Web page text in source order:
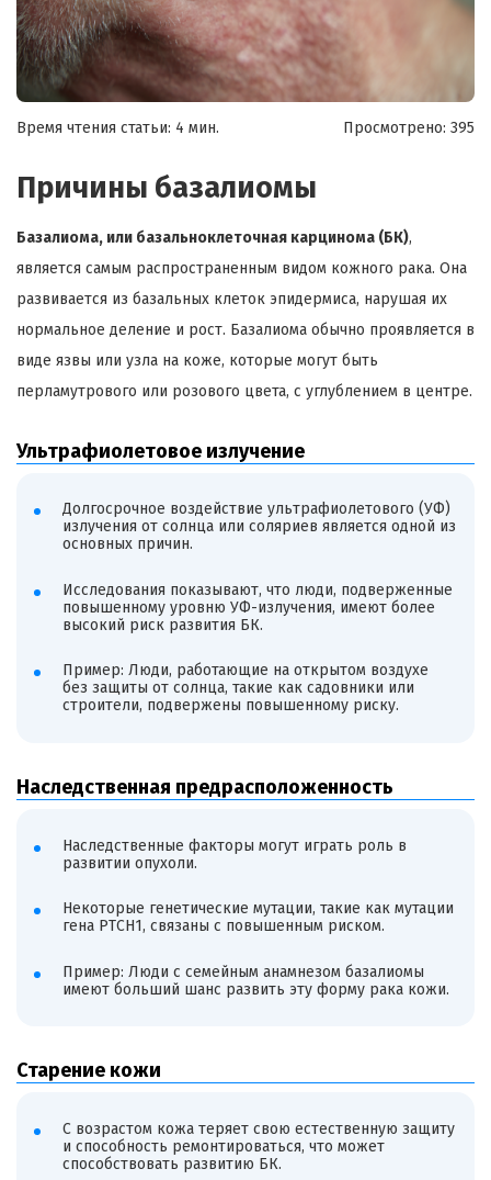
Время чтения статьи: 4 мин. Просмотрено: 395
Причины базалиомы
Базалиома, или базальноклеточная карцинома (БК),
является самым распространенным видом кожного рака. Она
развивается из базальных клеток эпидермиса, нарушая их
нормальное деление и рост. Базалиома обычно проявляется в
виде язвы или узла на коже, которые могут быть
перламутрового или розового цвета, с углублением в центре.
Ультрафиолетовое излучение
Долгосрочное воздействие ультрафиолетового (УФ)
излучения от солнца или соляриев является одной из
основных причин.
Исследования показывают, что люди, подверженные
повышенному уровню УФ-излучения, имеют более
высокий риск развития БК.
Пример: Люди, работающие на открытом воздухе
без защиты от солнца, такие как садовники или
строители, подвержены повышенному риску.
Наследственная предрасположенность
Наследственные факторы могут играть роль в
развитии опухоли.
Некоторые генетические мутации, такие как мутации
гена PTCH1, связаны с повышенным риском.
Пример: Люди с семейным анамнезом базалиомы
имеют больший шанс развить эту форму рака кожи.
Старение кожи
С возрастом кожа теряет свою естественную защиту
и способность ремонтироваться, что может
способствовать развитию БК.